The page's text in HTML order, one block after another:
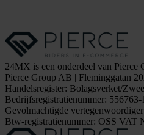
24MX is een onderdeel van Pierce
Pierce Group AB | Fleminggatan
Handelsregister: Bolagsverket/
Bedrijfsregistratienummer: 556763-
Gevolmachtigde
Btw-registratienummer: OSS VAT